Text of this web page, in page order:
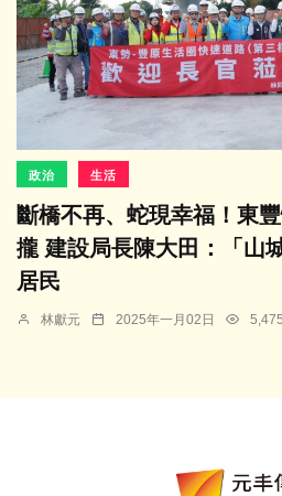
政治 生活
斷橋不再、蛇現幸福！東
攏 建設局長陳大田：「山
居民
林獻元 2025年一月02日